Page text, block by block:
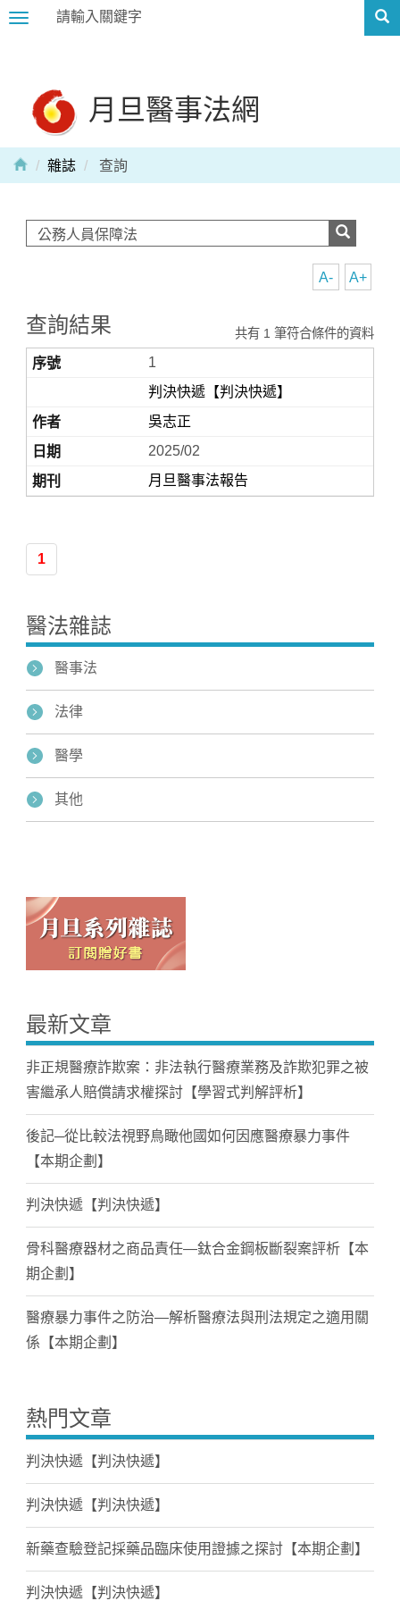
Toggle
月旦醫事法網
雜誌 查詢
A+
A-
查詢結果 共有 1 筆符合條件的資料
1
判決快遞【判決快遞】
吳志正
2025/02
月旦醫事法報告
1
醫法雜誌
醫事法
法律
醫學
其他
最新文章
非正規醫療詐欺案：非法執行醫療業務及詐欺犯罪之被
害繼承人賠償請求權探討【學習式判解評析】
後記─從比較法視野鳥瞰他國如何因應醫療暴力事件
【本期企劃】
判決快遞【判決快遞】
骨科醫療器材之商品責任—鈦合金鋼板斷裂案評析【本
期企劃】
醫療暴力事件之防治—解析醫療法與刑法規定之適用關
係【本期企劃】
熱門文章
判決快遞【判決快遞】
判決快遞【判決快遞】
新藥查驗登記採藥品臨床使用證據之探討【本期企劃】
判決快遞【判決快遞】